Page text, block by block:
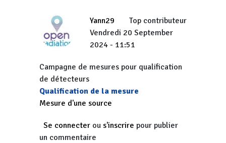
Yann29
Top contributeur
Vendredi 20 September
2024 - 11:51
Campagne de mesures pour qualification
de détecteurs
Qualification de la mesure
Mesure d'une source
Se connecter ou s'inscrire pour publier
un commentaire